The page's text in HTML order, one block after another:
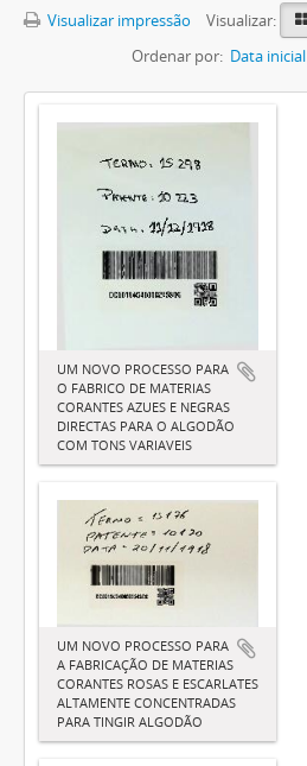
Visualizar impressão
Visualizar:
Ordenar por: Data inicial
UM NOVO PROCESSO PARA
O FABRICO DE MATERIAS
CORANTES AZUES E NEGRAS
DIRECTAS PARA O ALGODÃO
COM TONS VARIAVEIS
UM NOVO PROCESSO PARA
A FABRICAÇÃO DE MATERIAS
CORANTES ROSAS E ESCARLATES
ALTAMENTE CONCENTRADAS
PARA TINGIR ALGODÃO